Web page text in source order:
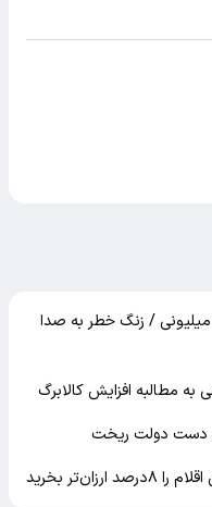
یک میلیونی / زنگ‌ خطر به صدا
مطالبه افزایش کالابرگ
دست دولت ریخت
بخرید